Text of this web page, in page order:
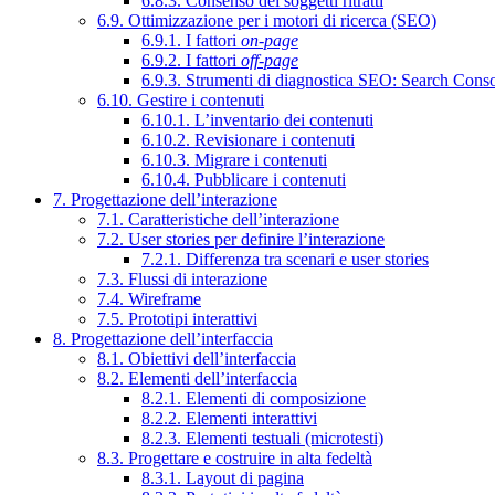
6.9. Ottimizzazione per i motori di ricerca (SEO)
6.9.1. I fattori on-page
6.9.2. I fattori off-page
6.9.3. Strumenti di diagnostica SEO: Search
6.10. Gestire i contenuti
6.10.1. L’inventario dei contenuti
6.10.2. Revisionare i contenuti
6.10.3. Migrare i contenuti
6.10.4. Pubblicare i contenuti
7. Progettazione dell’interazione
7.1. Caratteristiche dell’interazione
7.2. User stories per definire l’interazione
7.2.1. Differenza tra scenari e user stories
7.3. Flussi di interazione
7.4. Wireframe
7.5. Prototipi interattivi
8. Progettazione dell’interfaccia
8.1. Obiettivi dell’interfaccia
8.2. Elementi dell’interfaccia
8.2.1. Elementi di composizione
8.2.2. Elementi interattivi
8.2.3. Elementi testuali (microtesti)
8.3. Progettare e costruire in alta fedeltà
8.3.1. Layout di pagina